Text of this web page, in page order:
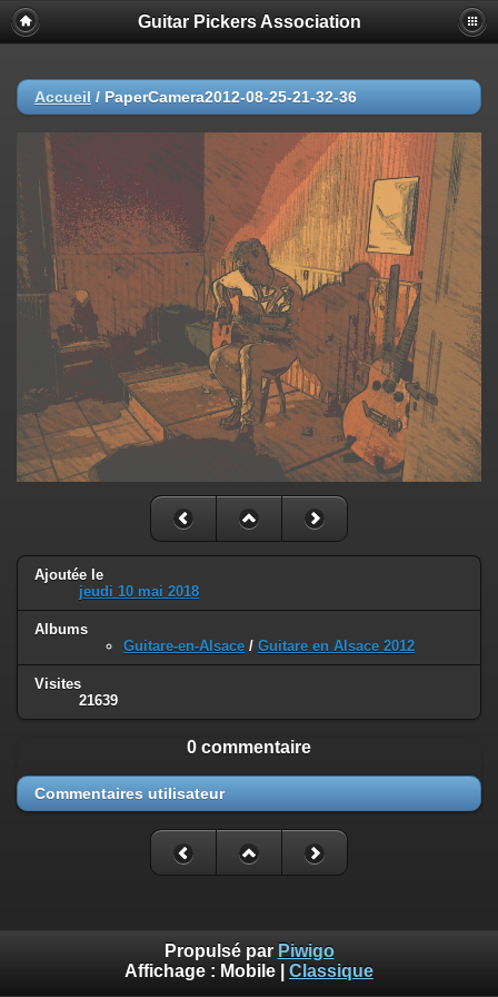
Guitar Pickers Association
Accueil / PaperCamera2012-08-25-21-32-36
Ajoutée le
jeudi 10 mai 2018
Albums
Guitare-en-Alsace / Guitare en Alsace 2012
Visites
21639
0 commentaire
Commentaires utilisateur
Propulsé par Piwigo
Affichage : Mobile Classique